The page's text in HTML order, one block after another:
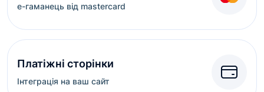
е-гаманець від mastercard
Платіжні сторінки
Інтеграція на ваш сайт